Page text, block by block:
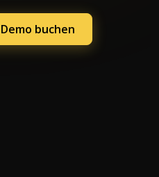
buchen